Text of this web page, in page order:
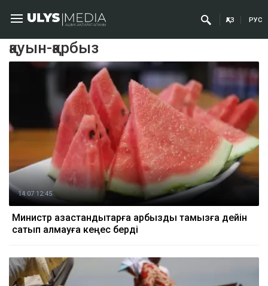
ҚАЗ РУС
қауын-қарбыз
14.07 12:45
Министр қазақстандықтарға қарбызды тамызға дейін
сатып алмауға кеңес берді